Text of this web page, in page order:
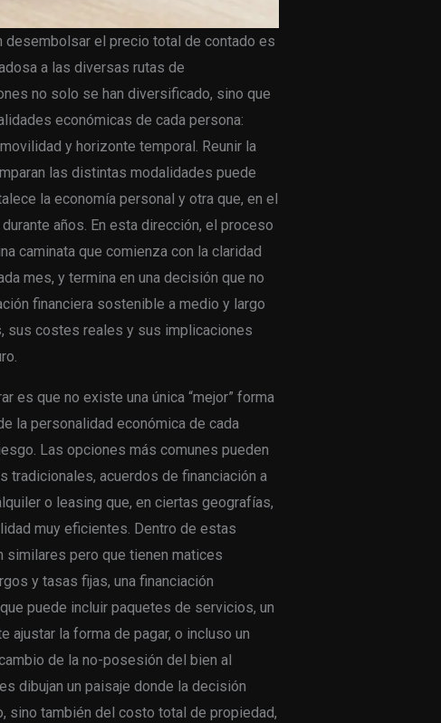
el precio total de contado es
a las diversas rutas de
no solo se han diversificado, sino que
económicas de cada persona:
y horizonte temporal. Reunir la
las distintas modalidades puede
la economía personal y otra que, en el
años. En esta dirección, el proceso
caminata que comienza con la claridad
mes, y termina en una decisión que no
financiera sostenible a medio y largo
sus costes reales y sus implicaciones
es que no existe una única “mejor” forma
la personalidad económica de cada
Las opciones más comunes pueden
tradicionales, acuerdos de financiación a
o leasing que, en ciertas geografías,
muy eficientes. Dentro de estas
similares pero que tienen matices
y tasas fijas, una financiación
puede incluir paquetes de servicios, un
ajustar la forma de pagar, o incluso un
de la no-posesión del bien al
dibujan un paisaje donde la decisión
sino también del costo total de propiedad,